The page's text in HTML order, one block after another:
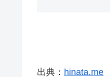
出典： hinata.me